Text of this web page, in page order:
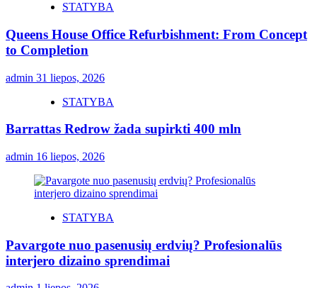
STATYBA
Queens House Office Refurbishment: From Concept
to Completion
admin 31 liepos, 2026
STATYBA
Barrattas Redrow žada supirkti 400 mln
admin 16 liepos, 2026
STATYBA
Pavargote nuo pasenusių erdvių? Profesionalūs
interjero dizaino sprendimai